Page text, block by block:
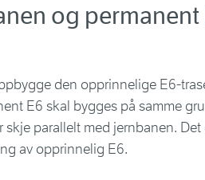
og permanent
den opprinnelige E6-
E6 skal bygges på samme
parallelt med jernbanen.
av opprinnelig E6.